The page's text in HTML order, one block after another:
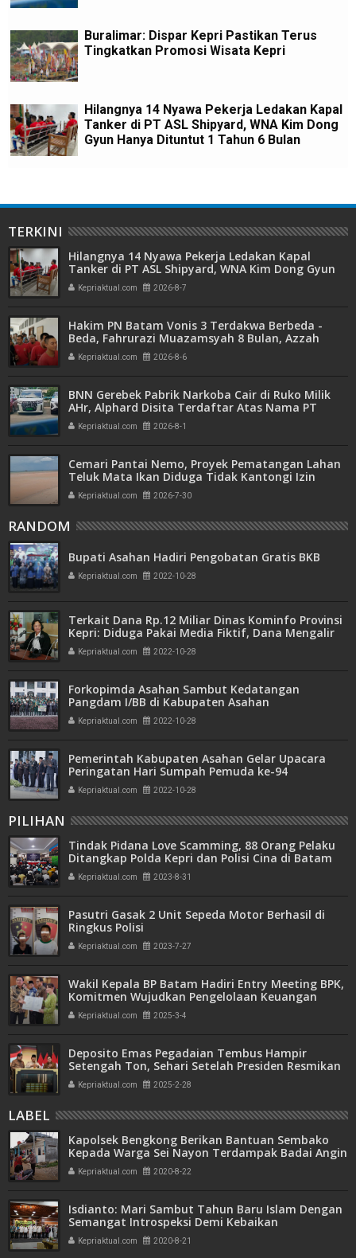
Buralimar: Dispar Kepri Pastikan Terus
Tingkatkan Promosi Wisata Kepri
Hilangnya 14 Nyawa Pekerja Ledakan Kapal
Tanker di PT ASL Shipyard, WNA Kim Dong
Gyun Hanya Dituntut 1 Tahun 6 Bulan
TERKINI
Hilangnya 14 Nyawa Pekerja Ledakan Kapal
Tanker di PT ASL Shipyard, WNA Kim Dong Gyun
Hanya Dituntut 1 Tahun 6 Bulan
Kepriaktual.com 2026-8-7
Hakim PN Batam Vonis 3 Terdakwa Berbeda -
Beda, Fahrurazi Muazamsyah 8 Bulan, Azzah
Azzurah dan Risma Divonis 2 Tahun 6 Bulan
Kepriaktual.com 2026-8-6
BNN Gerebek Pabrik Narkoba Cair di Ruko Milik
AHr, Alphard Disita Terdaftar Atas Nama PT
Mitra Usaha Properti
Kepriaktual.com 2026-8-1
Cemari Pantai Nemo, Proyek Pematangan Lahan
Teluk Mata Ikan Diduga Tidak Kantongi Izin
Amdal
Kepriaktual.com 2026-7-30
RANDOM
Bupati Asahan Hadiri Pengobatan Gratis BKB
Kepriaktual.com 2022-10-28
Terkait Dana Rp.12 Miliar Dinas Kominfo Provinsi
Kepri: Diduga Pakai Media Fiktif, Dana Mengalir
ke Pergerakan Aktivis
Kepriaktual.com 2022-10-28
Forkopimda Asahan Sambut Kedatangan
Pangdam I/BB di Kabupaten Asahan
Kepriaktual.com 2022-10-28
Pemerintah Kabupaten Asahan Gelar Upacara
Peringatan Hari Sumpah Pemuda ke-94
Kepriaktual.com 2022-10-28
PILIHAN
Tindak Pidana Love Scamming, 88 Orang Pelaku
Ditangkap Polda Kepri dan Polisi Cina di Batam
Kepriaktual.com 2023-8-31
Pasutri Gasak 2 Unit Sepeda Motor Berhasil di
Ringkus Polisi
Kepriaktual.com 2023-7-27
Wakil Kepala BP Batam Hadiri Entry Meeting BPK,
Komitmen Wujudkan Pengelolaan Keuangan
Transparan dan Akuntabel
Kepriaktual.com 2025-3-4
Deposito Emas Pegadaian Tembus Hampir
Setengah Ton, Sehari Setelah Presiden Resmikan
Bank Emas
Kepriaktual.com 2025-2-28
LABEL
Kapolsek Bengkong Berikan Bantuan Sembako
Kepada Warga Sei Nayon Terdampak Badai Angin
Puting Beliung
Kepriaktual.com 2020-8-22
Isdianto: Mari Sambut Tahun Baru Islam Dengan
Semangat Introspeksi Demi Kebaikan
Kepriaktual.com 2020-8-21